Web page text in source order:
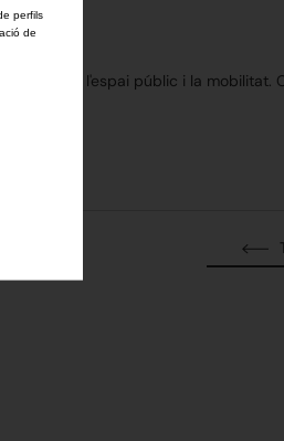
l'espai públic i la mobilitat.
perfils
de